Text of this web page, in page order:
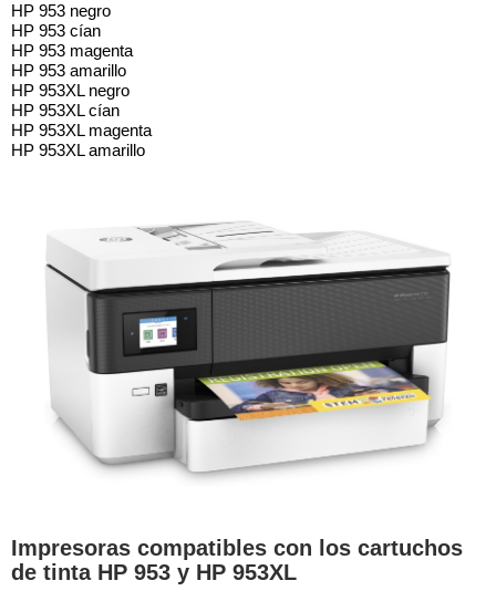
HP 953 negro
HP 953 cían
HP 953 magenta
HP 953 amarillo
HP 953XL negro
HP 953XL cían
HP 953XL magenta
HP 953XL amarillo
Impresoras compatibles con los cartuchos
de tinta HP 953 y HP 953XL